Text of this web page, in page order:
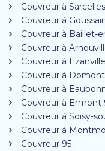
Couvreur à
Couvreur à
Couvreur à Baillet-
Couvreur à
Couvreur à
Couvreur à
Couvreur à
Couvreur à Ermont
Couvreur à Soisy-
Couvreur à
Couvreur 95